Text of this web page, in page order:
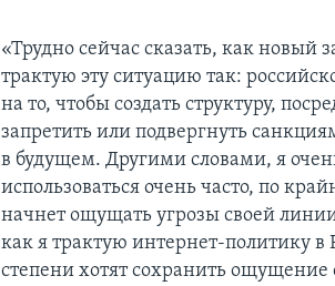
«Трудно сейчас сказать, как новый
трактую эту ситуацию так:
на то, чтобы создать структуру,
запретить или подвергнуть
в будущем. Другими словами, я
использоваться очень часто, по
начнет ощущать угрозы своей линии
как я трактую интернет-политику
степени хотят сохранить ощущение